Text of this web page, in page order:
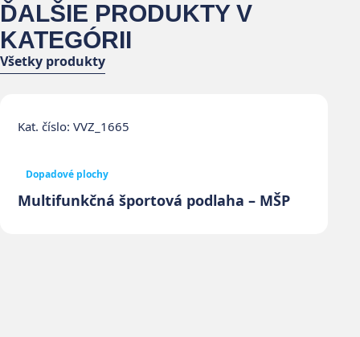
ĎALŠIE PRODUKTY V
KATEGÓRII
Všetky produkty
Kat. číslo: VVZ_1665
Dopadové plochy
Multifunkčná športová podlaha – MŠP